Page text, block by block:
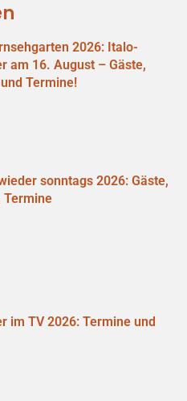
2026: Italo-
am 16. August – Gäste,
Termine!
sonntags 2026: Gäste,
Termine
im TV 2026: Termine und